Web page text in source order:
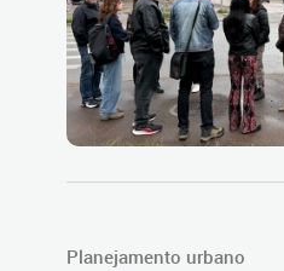
Planejamento urbano